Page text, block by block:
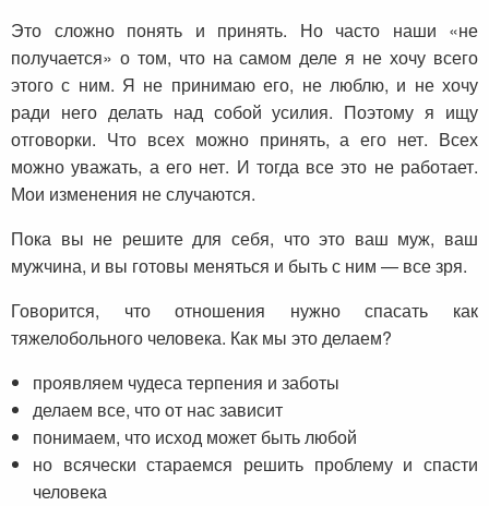
Это сложно понять и принять. Но часто наши «не
получается» о том, что на самом деле я не хочу всего
этого с ним. Я не принимаю его, не люблю, и не хочу
ради него делать над собой усилия. Поэтому я ищу
отговорки. Что всех можно принять, а его нет. Всех
можно уважать, а его нет. И тогда все это не работает.
Мои изменения не случаются.
Пока вы не решите для себя, что это ваш муж, ваш
мужчина, и вы готовы меняться и быть с ним — все зря.
Говорится, что отношения нужно спасать как
тяжелобольного человека. Как мы это делаем?
проявляем чудеса терпения и заботы
делаем все, что от нас зависит
понимаем, что исход может быть любой
но всячески стараемся решить проблему и спасти
человека